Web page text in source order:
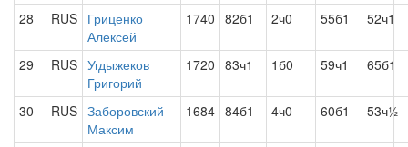
28 RUS Гриценко
Алексей
1740 82б1 2ч0 55б1 52ч1
29 RUS Угдыжеков
Григорий
1720 83ч1 1б0 59ч1 65б1
30 RUS Заборовский
Максим
1684 84б1 4ч0 60б1 53ч½